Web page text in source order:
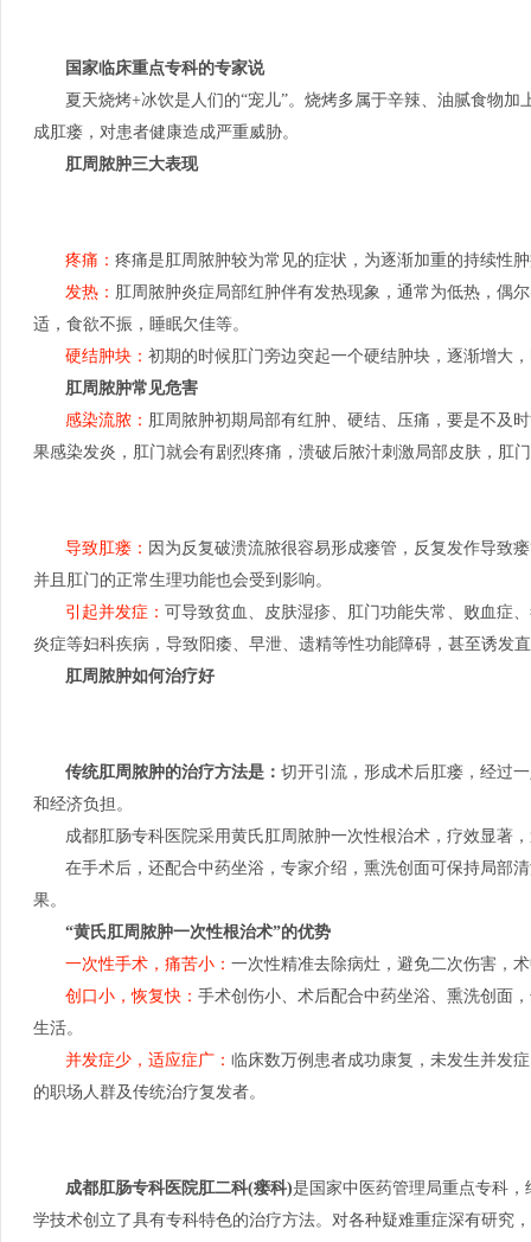
国家临床重点专科的专家说
夏天烧烤+冰饮是人们的“宠儿”。烧烤多属于辛辣、油腻食物
成肛瘘，对患者健康造成严重威胁。
肛周脓肿三大表现
疼痛： 疼痛是肛周脓肿较为常见的症状，为逐渐加重的持续性
发热： 肛周脓肿炎症局部红肿伴有发热现象，通常为低热，偶
适，食欲不振，睡眠欠佳等。
硬结肿块： 初期的时候肛门旁边突起一个硬结肿块，逐渐增大
肛周脓肿常见危害
感染流脓： 肛周脓肿初期局部有红肿、硬结、压痛，要是不及
果感染发炎，肛门就会有剧烈疼痛，溃破后脓汁刺激局部皮肤，肛
导致肛瘘： 因为反复破溃流脓很容易形成瘘管，反复发作导致
并且肛门的正常生理功能也会受到影响。
引起并发症： 可导致贫血、皮肤湿疹、肛门功能失常、败血症
炎症等妇科疾病，导致阳痿、早泄、遗精等性功能障碍，甚至诱发
肛周脓肿如何治疗好
传统肛周脓肿的治疗方法是： 切开引流，形成术后肛瘘，经过
和经济负担。
成都肛肠专科医院采用黄氏肛周脓肿一次性根治术，疗效显著
在手术后，还配合中药坐浴，专家介绍，熏洗创面可保持局部
果。
“黄氏肛周脓肿一次性根治术”的优势
一次性手术，痛苦小： 一次性精准去除病灶，避免二次伤害，
创口小，恢复快： 手术创伤小、术后配合中药坐浴、熏洗创面
生活。
并发症少，适应症广： 临床数万例患者成功康复，未发生并发
的职场人群及传统治疗复发者。
成都肛肠专科医院肛二科(瘘科)是国家中医药管理局重点专科
学技术创立了具有专科特色的治疗方法。对各种疑难重症深有研究